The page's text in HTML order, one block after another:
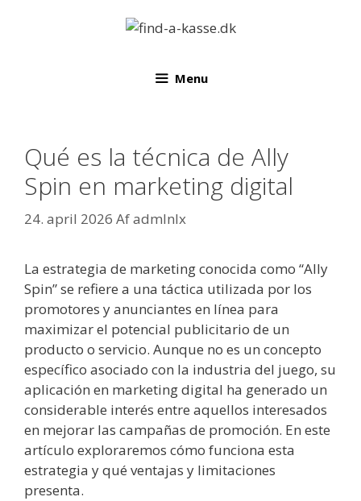
Menu
Qué es la técnica de Ally
Spin en marketing digital
24. april 2026 Afadmlnlx
La estrategia de marketing conocida como “Ally
Spin” se refiere a una táctica utilizada por los
promotores y anunciantes en línea para
maximizar el potencial publicitario de un
producto o servicio. Aunque no es un concepto
específico asociado con la industria del juego, su
aplicación en marketing digital ha generado un
considerable interés entre aquellos interesados
en mejorar las campañas de promoción. En este
artículo exploraremos cómo funciona esta
estrategia y qué ventajas y limitaciones
presenta.